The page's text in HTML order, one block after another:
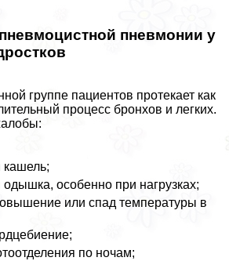
пневмонии у
группе пациентов протекает как
процесс бронхов и легких.
особенно при нагрузках;
или спад температуры в
по ночам;